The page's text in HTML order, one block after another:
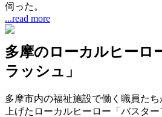
伺った。
...read more
多摩のローカルヒーロ
ラッシュ」
多摩市内の福祉施設で働く職員た
上げたローカルヒーロー「バスタ